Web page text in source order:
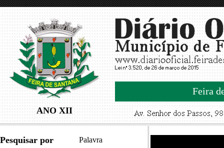
ANO XII
Feira
Pesquisar por Palavra